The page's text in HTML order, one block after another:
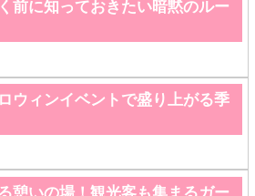
前に知っておきたい暗黙のルー
ウィンイベントで盛り上がる季